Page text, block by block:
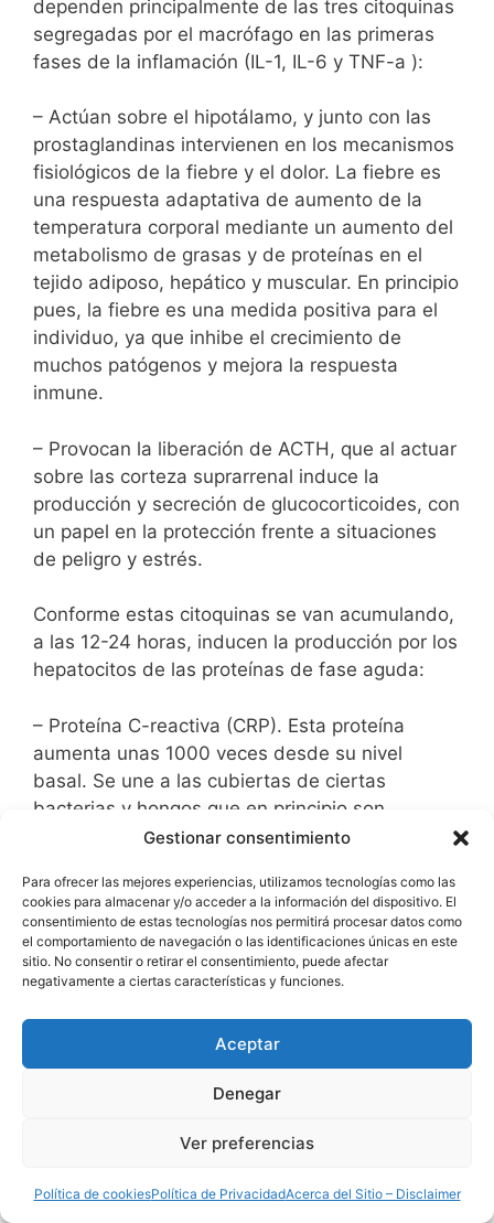
Gestionar consentimiento
Para ofrecer las mejores experiencias, utilizamos tecnologías como las
cookies para almacenar y/o acceder a la información del dispositivo. El
consentimiento de estas tecnologías nos permitirá procesar datos como
el comportamiento de navegación o las identificaciones únicas en este
sitio. No consentir o retirar el consentimiento, puede afectar
negativamente a ciertas características y funciones.
Aceptar
Denegar
Ver preferencias
Política de cookiesPolítica de PrivacidadAcerca del Sitio – Disclaimer
dependen principalmente de las tres citoquinas
segregadas por el macrófago en las primeras
fases de la inflamación (IL-1, IL-6 y TNF-a ):
– Actúan sobre el hipotálamo, y junto con las
prostaglandinas intervienen en los mecanismos
fisiológicos de la fiebre y el dolor. La fiebre es
una respuesta adaptativa de aumento de la
temperatura corporal mediante un aumento del
metabolismo de grasas y de proteínas en el
tejido adiposo, hepático y muscular. En principio
pues, la fiebre es una medida positiva para el
individuo, ya que inhibe el crecimiento de
muchos patógenos y mejora la respuesta
inmune.
– Provocan la liberación de ACTH, que al actuar
sobre las corteza suprarrenal induce la
producción y secreción de glucocorticoides, con
un papel en la protección frente a situaciones
de peligro y estrés.
Conforme estas citoquinas se van acumulando,
a las 12-24 horas, inducen la producción por los
hepatocitos de las proteínas de fase aguda:
– Proteína C-reactiva (CRP). Esta proteína
aumenta unas 1000 veces desde su nivel
basal. Se une a las cubiertas de ciertas
bacterias y hongos que en principio son
resistentes al complemento, permitiendo la
puede ser reconocido por el receptor CR1 de los
fagocitos, que podrán intentar la destrucción
del microorganismo.
– Proteína amiloide A sérica
endoteliales y los macrófagos, que producen